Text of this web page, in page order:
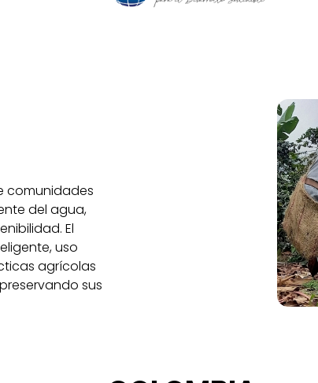
comunidades
del agua,
El
uso
agrícolas
sus